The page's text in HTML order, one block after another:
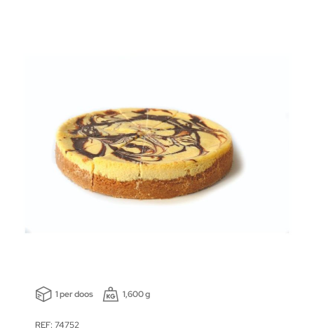
1 per doos 1,600 g
REF: 74752